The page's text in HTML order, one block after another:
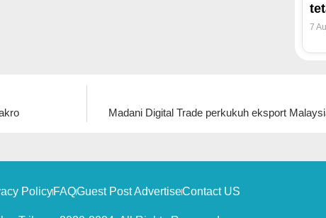
7
Madani Digital Trade perkukuh eksport
PolicyFAQGuest Post AdvertiseContact US